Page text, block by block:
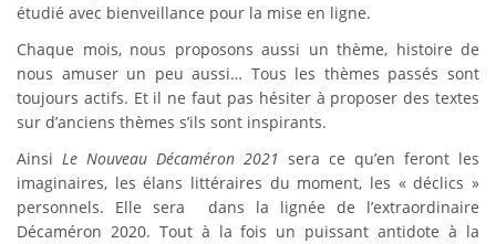
étudié avec bienveillance pour la mise en ligne.
Chaque mois, nous proposons aussi un thème, histoire de
nous amuser un peu aussi… Tous les thèmes passés sont
toujours actifs. Et il ne faut pas hésiter à proposer des textes
sur d’anciens thèmes s’ils sont inspirants.
Ainsi Le Nouveau Décaméron 2021 sera ce qu’en feront les
imaginaires, les élans littéraires du moment, les « déclics »
personnels. Elle sera dans la lignée de l’extraordinaire
Décaméron 2020. Tout à la fois un puissant antidote à la